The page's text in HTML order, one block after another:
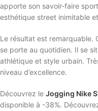
apporte son savoir-faire
esthétique street inimitable
Le résultat est remarquable.
se porte au quotidien. Il se
athlétique et style urbain.
niveau d’excellence.
Découvrez le Jogging Nike
disponible à -38%.